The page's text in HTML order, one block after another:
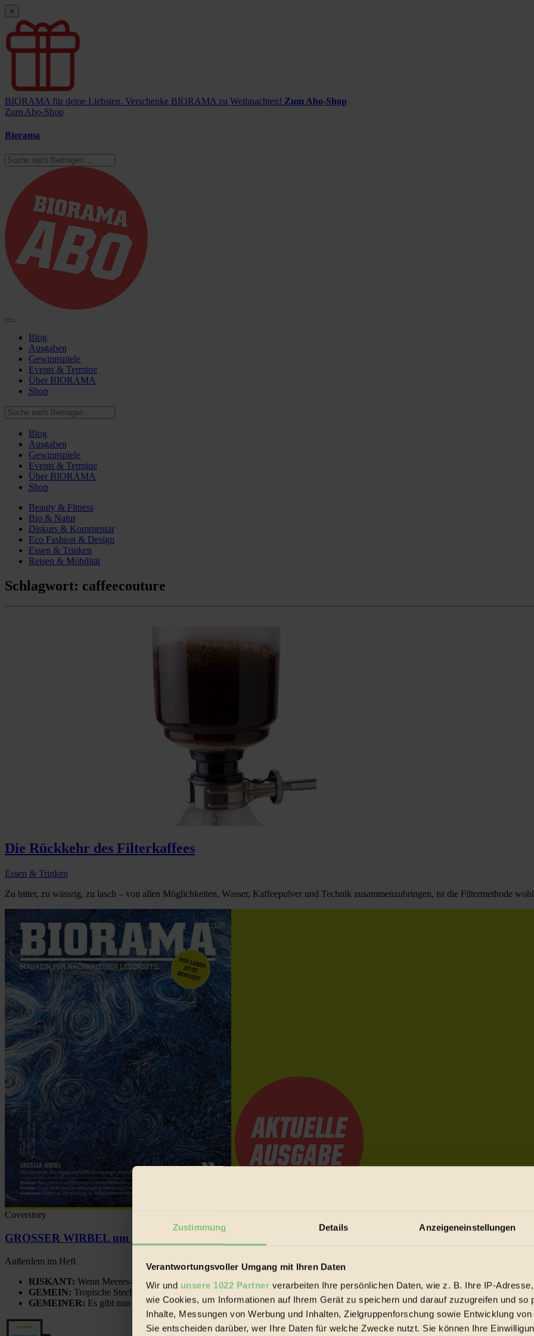
Zustimmung Details Anzeigeneinstellungen
Verantwortungsvoller Umgang mit Ihren Daten
Wir und unsere 1022 Partner verarbeiten Ihre persönlichen Daten, wie z. B. Ihre IP-
wie Cookies, um Informationen auf Ihrem Gerät zu speichern und darauf zuzugreifen und so
Inhalte, Messungen von Werbung und Inhalten, Zielgruppenforschung sowie Entwicklung
Sie entscheiden darüber, wer Ihre Daten für welche Zwecke nutzt. Sie können Ihre
×
BIORAMA für deine Liebsten. Verschenke BIORAMA zu Weihnachten! Zum Abo-Shop
Zum Abo-Shop
Biorama
Blog
Ausgaben
Gewinnspiele
Events & Termine
Über BIORAMA
Shop
Blog
Ausgaben
Gewinnspiele
Events & Termine
Über BIORAMA
Shop
Beauty & Fitness
Bio & Natur
Diskurs & Kommentar
Eco Fashion & Design
Essen & Trinken
Reisen & Mobilität
Schlagwort: caffeecouture
Die Rückkehr des Filterkaffees
Essen & Trinken
Zu bitter, zu wässrig, zu lasch – von allen Möglichkeiten, Wasser, Kaffeepulver und Technik zusammenzubringen, ist die Filtermethode
Coverstory
GROSSER WIRBEL um Versuche, den Ozean und seine Bewegungen festzuhalten.
Außerdem im Heft
RISKANT: Wenn Meeres- und Wildvögel im Freilandhühnerbetrieb vorbeischauen.
GEMEIN: Tropische Stechmücken fühlen sich in Mitteleuropa inziwschen oft zu Hause.
GEMEINER: Es gibt nun Weinflaschen, die nach Entleerung voll wieder zu dir zurückkommen.